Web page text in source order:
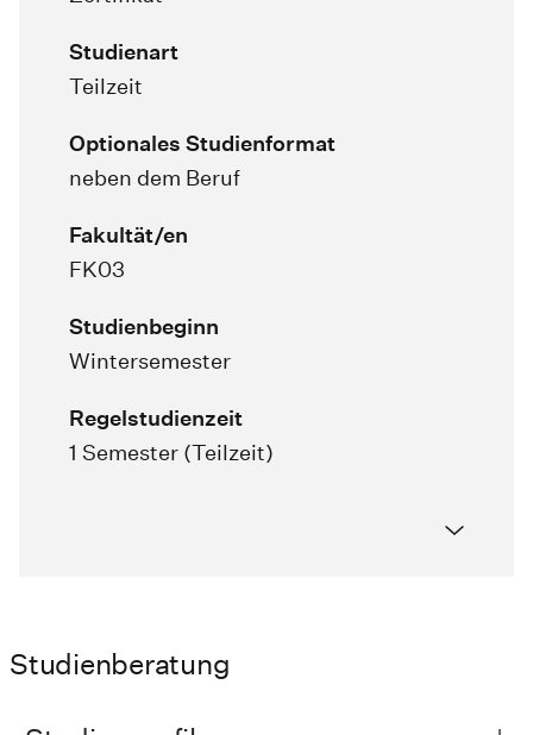
Studienart
Teilzeit
Optionales Studienformat
neben dem Beruf
Fakultät/en
FK03
Studienbeginn
Wintersemester
Regelstudienzeit
1 Semester (Teilzeit)
Studienberatung